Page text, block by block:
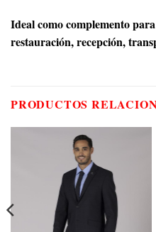
Ideal como complemento
restauración, recepción,
PRODUCTOS